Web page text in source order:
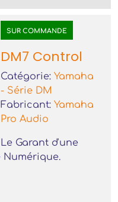
SUR COMMANDE
DM7 Control
Catégorie: Yamaha
- Série DM
Fabricant: Yamaha
Pro Audio
Le Garant d'une
Numérique.